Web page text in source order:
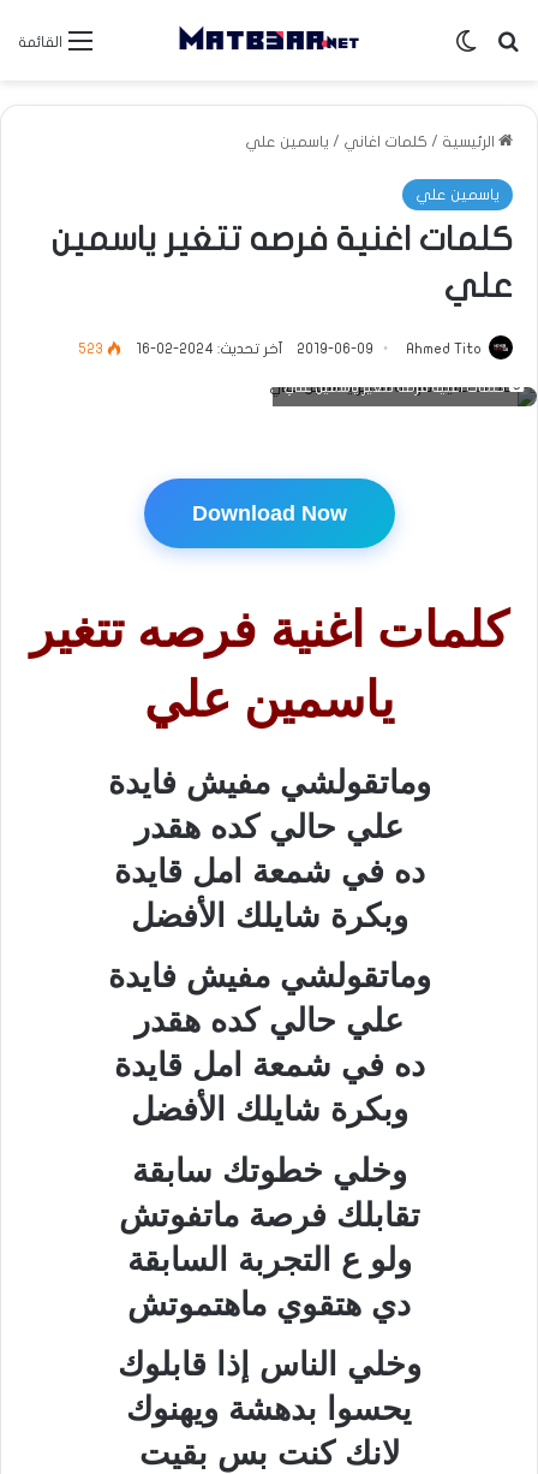
القائمة بحث عنالوضع المظلم
الرئيسية / كلمات اغاني / ياسمين علي
ياسمين علي
كلمات اغنية فرصه تتغير ياسمين
علي
Ahmed Tito
2019-06-09 آخر تحديث: 2024-02-16 523
كلمات اغنية فرصه تتغير ياسمين علي
Download Now
كلمات اغنية فرصه تتغير
ياسمين علي
وماتقولشي مفيش فايدة
علي حالي كده هقدر
ده في شمعة امل قايدة
وبكرة شايلك الأفضل
وماتقولشي مفيش فايدة
علي حالي كده هقدر
ده في شمعة امل قايدة
وبكرة شايلك الأفضل
وخلي خطوتك سابقة
تقابلك فرصة ماتفوتش
ولو ع التجربة السابقة
دي هتقوي ماهتموتش
وخلي الناس إذا قابلوك
يحسوا بدهشة ويهنوك
لانك كنت بس بقيت